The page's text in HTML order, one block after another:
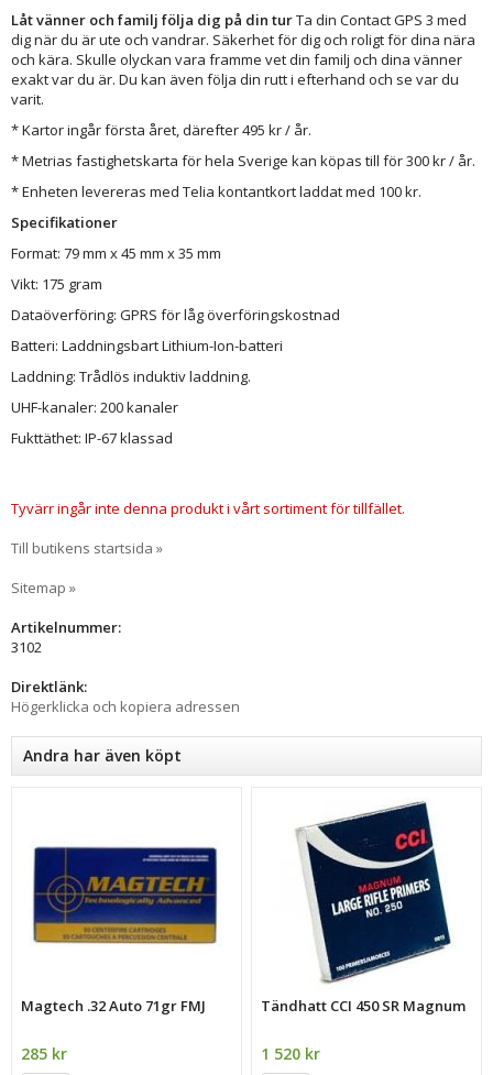
Låt vänner och familj följa dig på din turTa din Contact GPS 3 med
dig när du är ute och vandrar. Säkerhet för dig och roligt för dina nära
och kära. Skulle olyckan vara framme vet din familj och dina vänner
exakt var du är. Du kan även följa din rutt i efterhand och se var du
varit.
* Kartor ingår första året, därefter 495 kr / år.
* Metrias fastighetskarta för hela Sverige kan köpas till för 300 kr / år.
* Enheten levereras med Telia kontantkort laddat med 100 kr.
Specifikationer
Format: 79 mm x 45 mm x 35 mm
Vikt: 175 gram
Dataöverföring: GPRS för låg överföringskostnad
Batteri: Laddningsbart Lithium-Ion-batteri
Laddning: Trådlös induktiv laddning.
UHF-kanaler: 200 kanaler
Fukttäthet: IP-67 klassad
Tyvärr ingår inte denna produkt i vårt sortiment för tillfället.
Till butikens startsida »
Sitemap »
Artikelnummer:
3102
Direktlänk:
Högerklicka och kopiera adressen
Andra har även köpt
Magtech .32 Auto 71gr FMJ
285 kr
Tändhatt CCI 450 SR Magnum
1 520 kr